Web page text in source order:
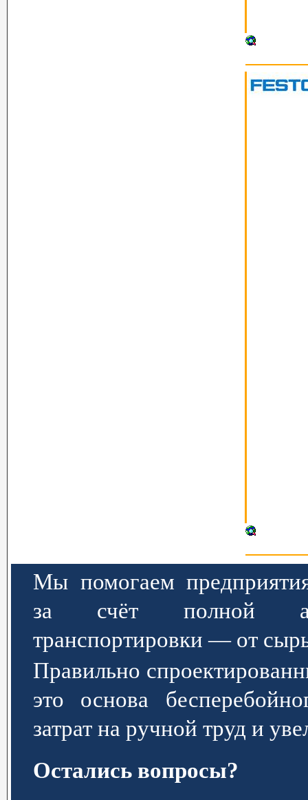
Мы помогаем
за счёт полной
транспортировки — от
Правильно
это основа
затрат на ручной труд и
Остались вопросы?